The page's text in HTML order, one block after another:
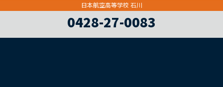
日本航空高等学校 石川
0428-27-0083